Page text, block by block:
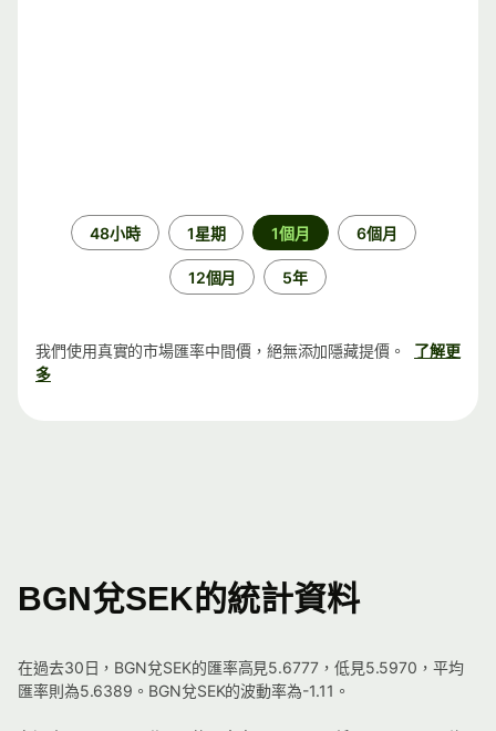
48小時 1星期 1個月 6個月
12個月 5年
我們使用真實的市場匯率中間價，絕無添加隱藏提價。
了解更
多
BGN兌SEK的統計資料
在過去30日，BGN兌SEK的匯率高見5.6777，低見5.5970，平均
匯率則為5.6389。BGN兌SEK的波動率為-1.11。